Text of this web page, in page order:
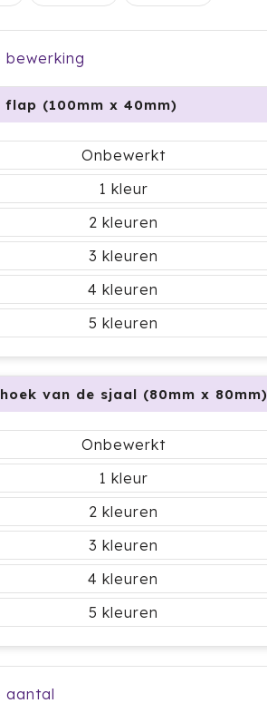
bewerking
flap (100mm x 40mm)
Onbewerkt
1
2
3
4
5
van de sjaal (80mm x 80mm)
Onbewerkt
1
2
3
4
5
aantal